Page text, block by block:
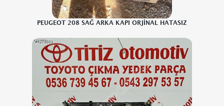
PEUGEOT 208 SAĞ ARKA KAPI ORJİNAL HATASIZ